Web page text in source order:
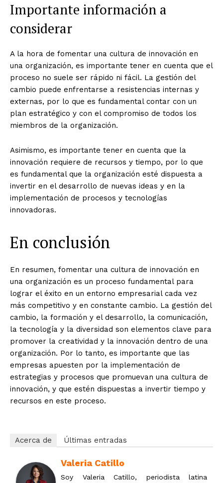
Importante información a
considerar
A la hora de fomentar una cultura de innovación en
una organización, es importante tener en cuenta que el
proceso no suele ser rápido ni fácil. La gestión del
cambio puede enfrentarse a resistencias internas y
externas, por lo que es fundamental contar con un
plan estratégico y con el compromiso de todos los
miembros de la organización.
Asimismo, es importante tener en cuenta que la
innovación requiere de recursos y tiempo, por lo que
es fundamental que la organización esté dispuesta a
invertir en el desarrollo de nuevas ideas y en la
implementación de procesos y tecnologías
innovadoras.
En conclusión
En resumen, fomentar una cultura de innovación en
una organización es un proceso fundamental para
lograr el éxito en un entorno empresarial cada vez
más competitivo y en constante cambio. La gestión del
cambio, la formación y el desarrollo, la comunicación,
la tecnología y la diversidad son elementos clave para
promover la creatividad y la innovación dentro de una
organización. Por lo tanto, es importante que las
empresas apuesten por la implementación de
estrategias y procesos que promuevan una cultura de
innovación, y que estén dispuestas a invertir tiempo y
recursos en este proceso.
Acerca de Últimas entradas
Valeria Catillo
Soy Valeria Catillo, periodista latina